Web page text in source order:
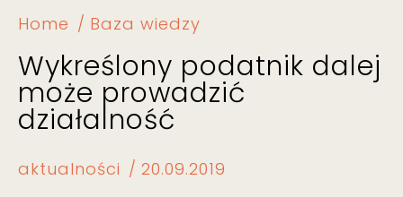
Home Baza wiedzy
Wykreślony podatnik dalej
może prowadzić
działalność
aktualności 20.09.2019